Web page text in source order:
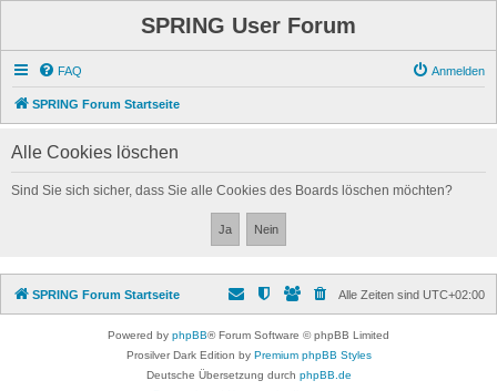
SPRING User Forum
FAQ Anmelden
SPRING Forum Startseite
Alle Cookies löschen
Sind Sie sich sicher, dass Sie alle Cookies des Boards löschen möchten?
SPRING Forum Startseite Alle Zeiten sind UTC+02:00
Powered by phpBB® Forum Software © phpBB Limited
Prosilver Dark Edition by Premium phpBB Styles
Deutsche Übersetzung durch phpBB.de